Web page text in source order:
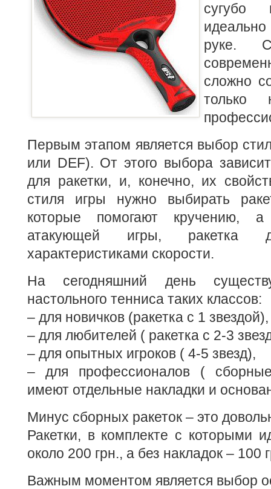
сугубо
руке.
сложно
только
Первым этапом является выбор
или DEF). От этого выбора
для ракетки, и, конечно, их
стиля игры нужно выбирать
которые помогают кручению, а
атакующей игры, ракетка
характеристиками скорости.
На сегодняшний день
настольного тенниса таких классов:
– для новичков (ракетка с 1 звездой),
– для любителей ( ракетка с 2-3
– для опытных игроков ( 4-5 звезд),
– для профессионалов (
имеют отдельные накладки и
Минус сборных ракеток – это
Ракетки, в комплекте с которыми
около 200 грн., а без накладок – 100
Важным моментом является выбор